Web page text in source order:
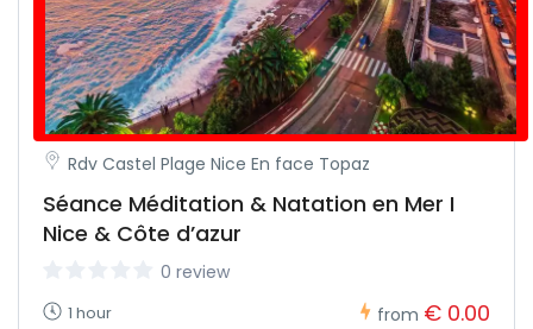
Rdv Castel Plage Nice En face Topaz
Séance Méditation & Natation en Mer I
Nice & Côte d’azur
0 review
1 hour from € 0.00